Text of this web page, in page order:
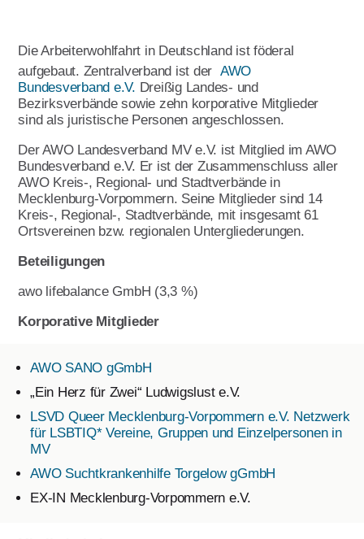
Handbuch für AWO
Ortsvereine
Kopiervorlagen
Lotte Lemke Engagement Preis
Publikationen
Armutsstudie
Ausstellung Gesichter der Armut
100 Menschen und jeder spielt eine
Hauptrolle
AWO gegen Rassismus
Intern
Kontakt
vertreten. Die Trennung von Aufsicht und Führung wird
durch den Governance-Kodex gewährleistet (Duales
Führungssystem). Governance-Kodex
Vorstandsmitglieder (Link)
Michael Bauer, Vorsitzender
Rainer Albrecht, stellv. Vorsitzender
Julien Radloff, stellv. Vorsitzender
Katharina Feike, Beisitzerin
Peter Schmidt, Beisitzer
Jörn Hollenbach, Beisitzer
Bernd Tünker
Das aktuelle Team der AWO Landesgeschäftsstelle
finden Sie auf der Webseite.
Berichtsjahr 2023
Den Überblick über die Einnahmen und Ausgaben im
Berichtsjahr 2024 veröffentlichen wir, sobald der
vorliegt und vom AWO Landesvorstand bestätigt ist.
Die Arbeiterwohlfahrt in Deutschland ist föderal
aufgebaut. Zentralverband ist der AWO
Bundesverband e.V. Dreißig Landes- und
Bezirksverbände sowie zehn korporative Mitglieder
sind als juristische Personen angeschlossen.
Der AWO Landesverband MV e.V. ist Mitglied im AWO
Bundesverband e.V. Er ist der Zusammenschluss aller
AWO Kreis-, Regional- und Stadtverbände in
Mecklenburg-Vorpommern. Seine Mitglieder sind 14
Kreis-, Regional-, Stadtverbände, mit insgesamt 61
Ortsvereinen bzw. regionalen Untergliederungen.
Beteiligungen
awo lifebalance GmbH (3,3 %)
Korporative Mitglieder
AWO SANO gGmbH
„Ein Herz für Zwei“ Ludwigslust e.V.
LSVD Queer Mecklenburg-Vorpommern e.V. Netzwerk
für LSBTIQ* Vereine, Gruppen und Einzelpersonen in
MV
AWO Suchtkrankenhilfe Torgelow gGmbH
EX-IN Mecklenburg-Vorpommern e.V.